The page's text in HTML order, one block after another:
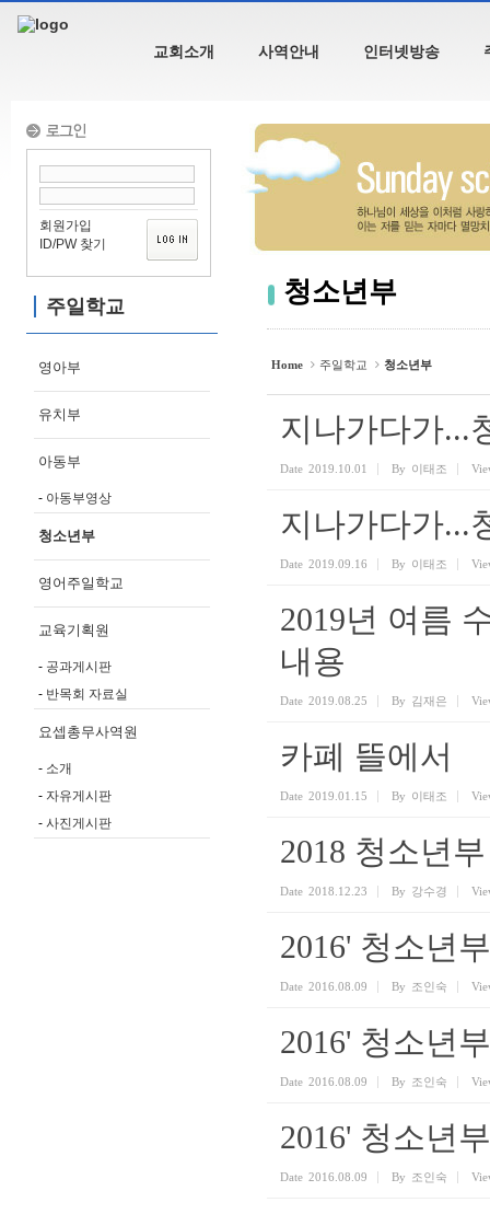
교회소개 사역안내 인터넷방송
회원가입
ID/PW 찾기
주일학교
영아부
유치부
아동부
아동부영상
청소년부
영어주일학교
교육기획원
공과게시판
반목회 자료실
요셉총무사역원
소개
자유게시판
사진게시판
청소년부
Home 주일학교 청소년부
지나가다가...
Date 2019.10.01 By 이태조
지나가다가...
Date 2019.09.16 By 이태조
2019년 여름
내용
Date 2019.08.25 By 김재은
카폐 뜰에서
Date 2019.01.15 By 이태조
2018 청소년
Date 2018.12.23 By 강수경
2016' 청소년
Date 2016.08.09 By 조인숙
2016' 청소년
Date 2016.08.09 By 조인숙
2016' 청소년
Date 2016.08.09 By 조인숙
Sketchbook5, 스케치북5
Sketchbook5, 스케치북5